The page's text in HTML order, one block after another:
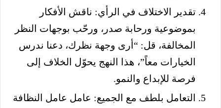
تقدير الاختلاف في الرأي: ناقش الأفكار
بموضوعية ورحابة صدر، ورحّب بوجهات النظر
المخالفة، قل: “أرى وجهة نظرك، دعنا ندرس
الخيارات معاً”، هذا النهج يحوّل الخلاف إلى
فرصة للإبداع والنمو.
التعامل بلطف مع الجميع: عامل عامل النظافة